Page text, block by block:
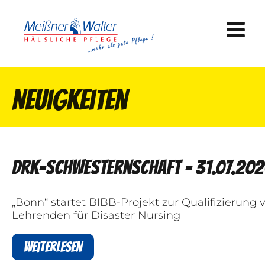
Neuigkeiten
DRK-Schwesternschaft -
„Bonn“ startet BIBB-Projekt zur Qualifizierung
Lehrenden für Disaster Nursing
Weiterlesen